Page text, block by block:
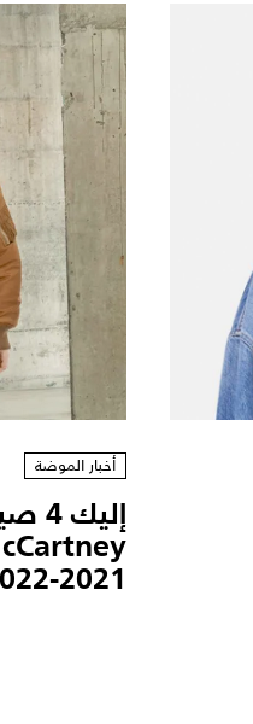
أخبار الموضة
2021-2022